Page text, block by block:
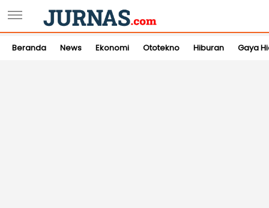
Beranda News Ekonomi Ototekno Hiburan Gaya